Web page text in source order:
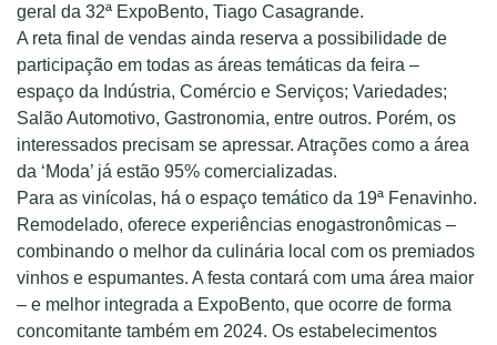
geral da 32ª ExpoBento, Tiago Casagrande.
A reta final de vendas ainda reserva a possibilidade de
participação em todas as áreas temáticas da feira –
espaço da Indústria, Comércio e Serviços; Variedades;
Salão Automotivo, Gastronomia, entre outros. Porém, os
interessados precisam se apressar. Atrações como a área
da ‘Moda’ já estão 95% comercializadas.
Para as vinícolas, há o espaço temático da 19ª Fenavinho.
Remodelado, oferece experiências enogastronômicas –
combinando o melhor da culinária local com os premiados
vinhos e espumantes. A festa contará com uma área maior
– e melhor integrada a ExpoBento, que ocorre de forma
concomitante também em 2024. Os estabelecimentos